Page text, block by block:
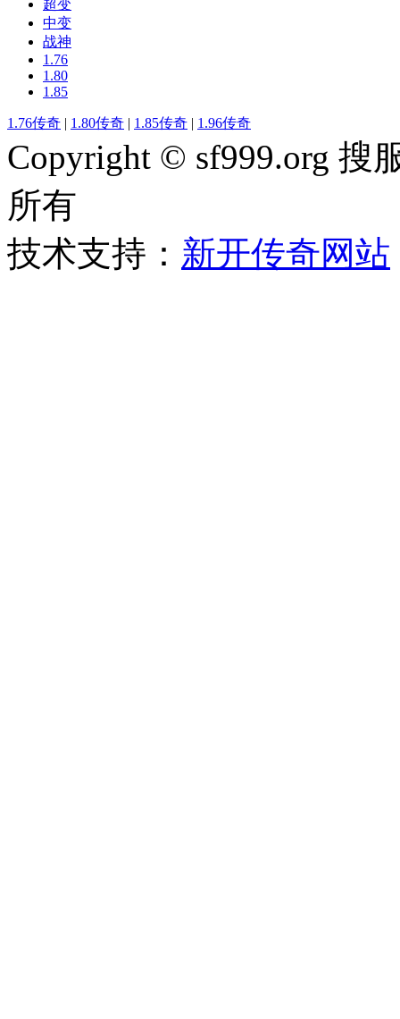
超变
中变
战神
1.76
1.80
1.85
1.76传奇 | 1.80传奇 | 1.85传奇 | 1.96传奇
Copyright © sf999.org 搜
所有
技术支持： 新开传奇网站